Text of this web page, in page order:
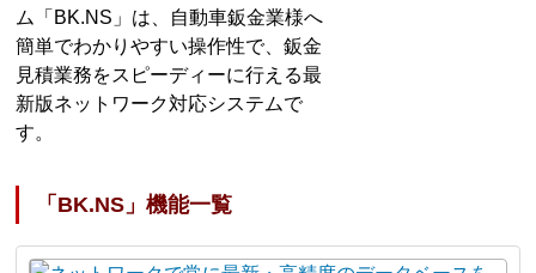
ム「BK.NS」は、自動車鈑金業様へ
簡単でわかりやすい操作性で、鈑金
見積業務をスピーディーに行える最
新版ネットワーク対応システムで
す。
「BK.NS」機能一覧